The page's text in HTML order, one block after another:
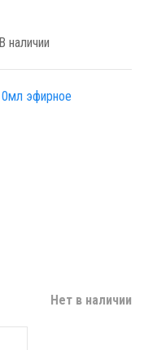
В наличии
Нет в наличии